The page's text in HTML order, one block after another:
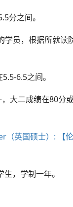
分之间。
学员，根据所就读
6.5之间。
大二成绩在80分
（英国硕士）: 【
，学制一年。